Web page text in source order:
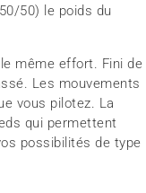
50) le poids du
même effort. Fini de
Les mouvements
vous pilotez. La
qui permettent
possibilités de type